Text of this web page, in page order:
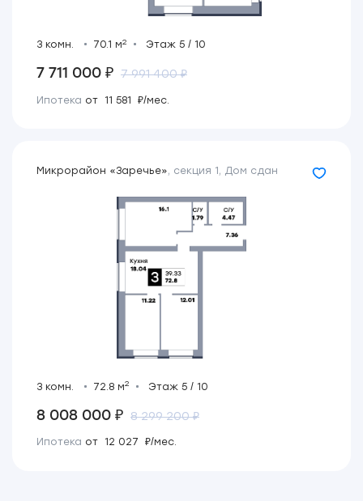
3 комн. 70.1 м2 Этаж 5 / 10
7 711 000 ₽ 7 991 400 ₽
Ипотека от 11 581 ₽/мес.
Микрорайон «Заречье», секция 1 , Дом сдан
3 комн. 72.8 м2 Этаж 5 / 10
8 008 000 ₽ 8 299 200 ₽
Ипотека от 12 027 ₽/мес.